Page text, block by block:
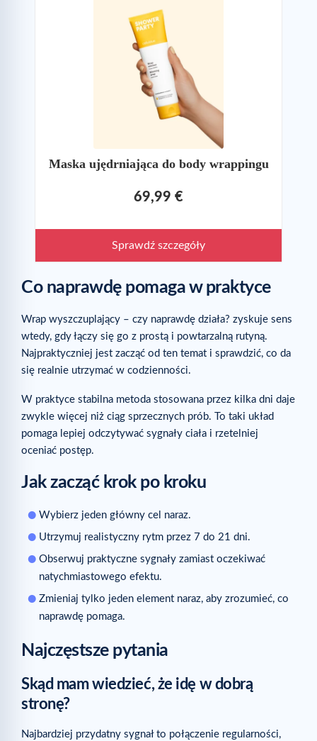
Maska ujędrniająca do body wrappingu
69,99 €
Sprawdź szczegóły
Co naprawdę pomaga w praktyce
Wrap wyszczuplający – czy naprawdę działa? zyskuje sens
wtedy, gdy łączy się go z prostą i powtarzalną rutyną.
Najpraktyczniej jest zacząć od ten temat i sprawdzić, co da
się realnie utrzymać w codzienności.
W praktyce stabilna metoda stosowana przez kilka dni daje
zwykle więcej niż ciąg sprzecznych prób. To taki układ
pomaga lepiej odczytywać sygnały ciała i rzetelniej
oceniać postęp.
Jak zacząć krok po kroku
Wybierz jeden główny cel naraz.
Utrzymuj realistyczny rytm przez 7 do 21 dni.
Obserwuj praktyczne sygnały zamiast oczekiwać
natychmiastowego efektu.
Zmieniaj tylko jeden element naraz, aby zrozumieć, co
naprawdę pomaga.
Najczęstsze pytania
Skąd mam wiedzieć, że idę w dobrą
stronę?
Najbardziej przydatny sygnał to połączenie regularności,